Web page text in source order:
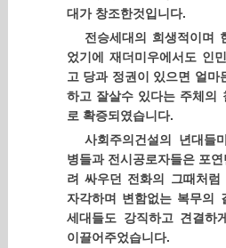
대가 창조한것입니다.
전승세대의 희생적이며
었기에 재더미우에서도 인
고 당과 정권이 있으면 얼마
하고 잘살수 있다는 주체의
로 확증되였습니다.
사회주의건설의 년대들
병들과 전시공로자들은 포
려 싸우던 전화의 그때처럼
자각하며 변함없는 복무의
세대들도 강직하고 견결하
이끌어주었습니다.